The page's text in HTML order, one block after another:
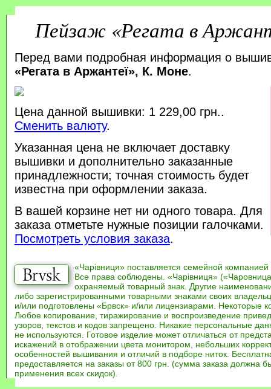
Пейзаж «Регата в
Перед вами подробная информация о
«Регата в Аржантеї», К. Моне.
Цена данной вышивки: 1 229,00 грн..
Сменить валюту.
Указанная цена не включает доставку
вышивки и дополнительно заказанные
принадлежности; точная стоимость будет
известна при оформлении заказа.
В вашей корзине нет ни одного товара. Для
заказа отметьте нужные позиции галочками.
Посмотреть условия заказа.
«Чарівниця» поставляется семейной компанией
Все права соблюдены. «Чарівниця»
охраняемый товарный знак. Другие
либо зарегистрированными товарными знаками своих
и/или подготовлены «Брвск» и/или лицензиарами. Некоторые
Любое копирование, тиражирование и воспроизведение
узоров, текстов и кодов запрещено. Никакие персональные
не используются. Готовое изделие может отличаться от
искажений в отображении цвета монитором, небольших
особенностей вышивания и отличий в подборе ниток.
предоставляется на заказы от 800 грн. (сумма заказа должна
применения всех скидок).